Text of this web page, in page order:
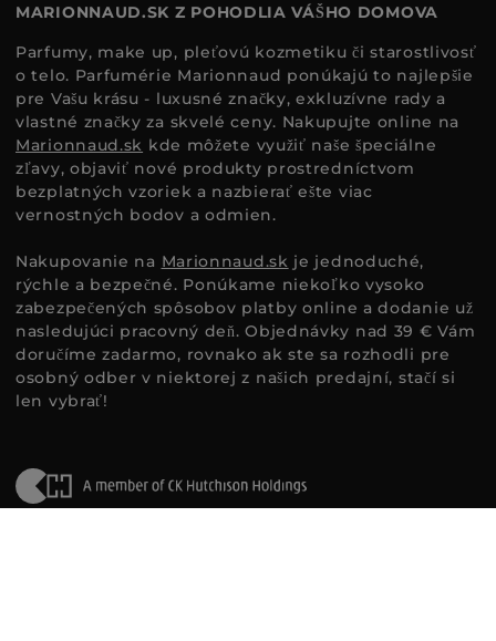
MARIONNAUD.SK Z POHODLIA VÁŠHO DOMOVA
Parfumy, make up, pleťovú kozmetiku či starostlivosť
o telo. Parfumérie Marionnaud ponúkajú to najlepšie
pre Vašu krásu - luxusné značky, exkluzívne rady a
vlastné značky za skvelé ceny. Nakupujte online na
Marionnaud.sk kde môžete využiť naše špeciálne
zľavy, objaviť nové produkty prostredníctvom
bezplatných vzoriek a nazbierať ešte viac
vernostných bodov a odmien.
Nakupovanie na Marionnaud.sk je jednoduché,
rýchle a bezpečné. Ponúkame niekoľko vysoko
zabezpečených spôsobov platby online a dodanie už
nasledujúci pracovný deň. Objednávky nad 39 € Vám
doručíme zadarmo, rovnako ak ste sa rozhodli pre
osobný odber v niektorej z našich predajní, stačí si
len vybrať!